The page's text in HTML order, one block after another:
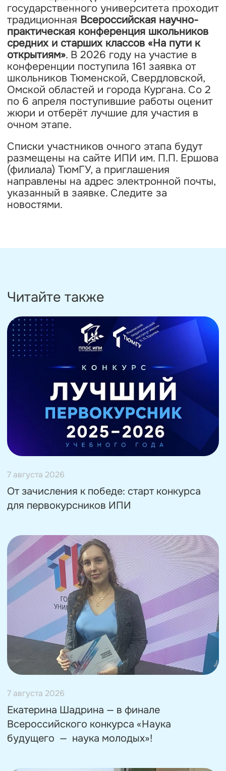
государственного университета проходит
традиционная Всероссийская научно-
практическая конференция школьников
средних и старших классов «На пути к
открытиям». В 2026 году на участие в
конференции поступила 161 заявка от
школьников Тюменской, Свердловской,
Омской областей и города Кургана. Со 2
по 6 апреля поступившие работы оценит
жюри и отберёт лучшие для участия в
очном этапе.
Списки участников очного этапа будут
размещены на сайте ИПИ им. П.П. Ершова
(филиала) ТюмГУ, а приглашения
направлены на адрес электронной почты,
указанный в заявке. Следите за
новостями.
Читайте также
7 августа 2026
От зачисления к победе: старт конкурса
для первокурсников ИПИ
7 августа 2026
Екатерина Шадрина — в финале
Всероссийского конкурса «Наука
будущего — наука молодых»!